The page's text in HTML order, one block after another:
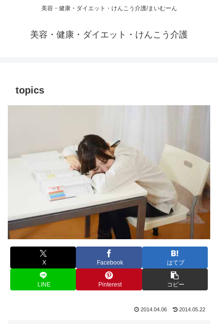
美容・健康・ダイエット・けんこう介護/まいむーん
美容・健康・ダイエット・けんこう介護
topics
X Facebook はてブ
LINE Pinterest コピー
2014.04.06 2014.05.22